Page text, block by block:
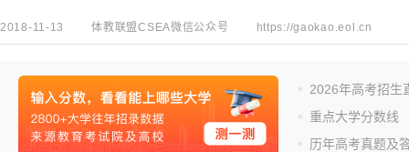
2018-11-13 体教联盟CSEA微信公众号 https://gaokao.eol.cn
2026年高考招生
重点大学分数线
历年高考真题及